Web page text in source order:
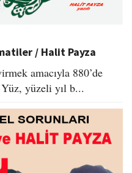
/ Halit Payza
amacıyla 880’de
Yüz, yüzeli yıl b...